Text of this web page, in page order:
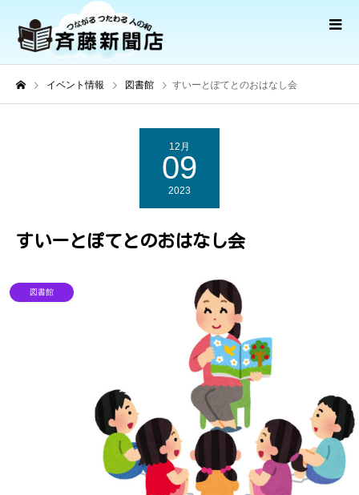
イベント情報 図書館 すいーとぽてとのおはなし会
12月
09
2023
すいーとぽてとのおはなし会
図書館